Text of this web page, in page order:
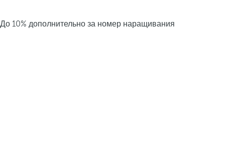
До 10% дополнительно за номер наращивания